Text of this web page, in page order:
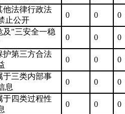
他法律行政法
止公开
0 0
0
及"三安全一稳
0 0
0
护第三方合法
0 0
0
于三类内部事
息
0 0
0
于四类过程性
0 0
0